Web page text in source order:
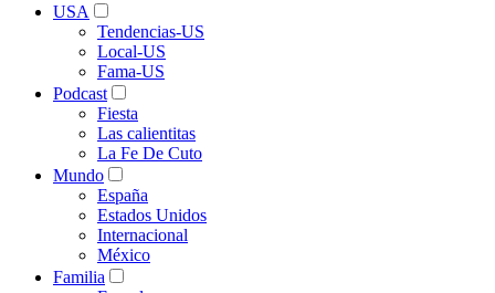
USA
Tendencias-US
Local-US
Fama-US
Podcast
Fiesta
Las calientitas
La Fe De Cuto
Mundo
España
Estados Unidos
Internacional
México
Familia